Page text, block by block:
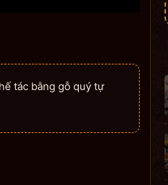
tác bằng gỗ quý tự